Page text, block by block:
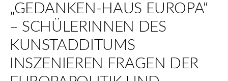
„GEDANKEN-HAUS EUROPA“
– SCHÜLERINNEN DES
KUNSTADDITUMS
INSZENIEREN FRAGEN DER